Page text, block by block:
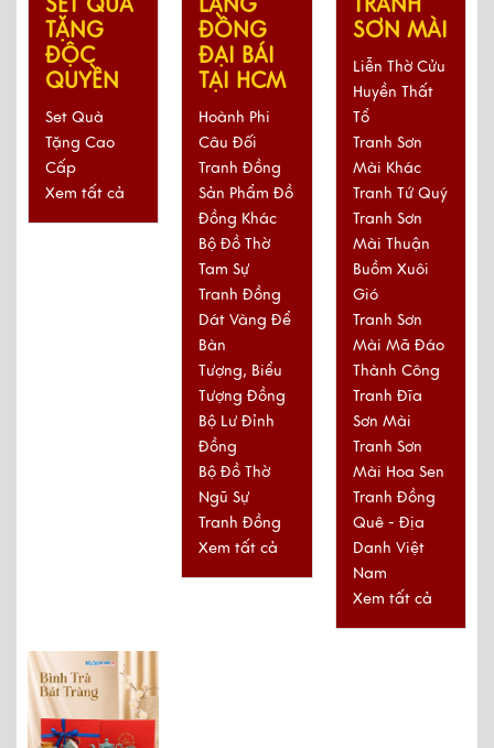
TẶNG
ĐỘC
QUYỀN
Set Quà
Tặng Cao
Cấp
Xem tất cả
ĐỒNG
ĐẠI BÁI
TẠI HCM
Hoành Phi
Câu Đối
Tranh Đồng
Sản Phẩm Đồ
Đồng Khác
Bộ Đồ Thờ
Tam Sự
Tranh Đồng
Dát Vàng Để
Bàn
Tượng, Biểu
Tượng Đồng
Bộ Lư Đỉnh
Đồng
Bộ Đồ Thờ
Ngũ Sự
Tranh Đồng
Xem tất cả
SƠN MÀI
Liễn Thờ Cửu
Huyền Thất
Tổ
Tranh Sơn
Mài Khác
Tranh Tứ Quý
Tranh Sơn
Mài Thuận
Buồm Xuôi
Gió
Tranh Sơn
Mài Mã Đáo
Thành Công
Tranh Đĩa
Sơn Mài
Tranh Sơn
Mài Hoa Sen
Tranh Đồng
Quê - Địa
Danh Việt
Nam
Xem tất cả